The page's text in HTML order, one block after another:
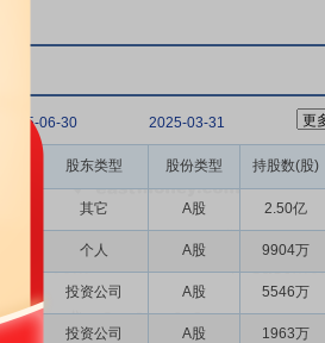
2025-06-30 2025-03-31
股东类型 股份类型 持股数(股)
其它 A股 2.50亿
个人 A股 9904万
投资公司 A股 5546万
投资公司 A股 1963万